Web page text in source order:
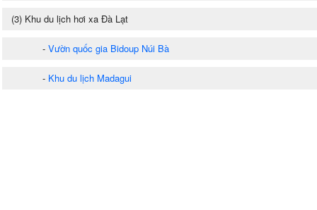
(3) Khu du lịch hơi xa Đà Lạt
- Vườn quốc gia Bidoup Núi Bà
- Khu du lịch Madagui